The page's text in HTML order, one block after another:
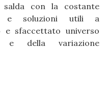
con la costante
e soluzioni utili a
e sfaccettato universo
e della variazione